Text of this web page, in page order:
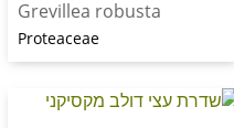
Grevillea robusta